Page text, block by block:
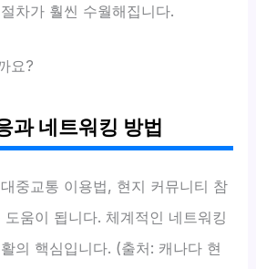
차가 훨씬 수월해집니다.
요?
과 네트워킹 방법
중교통 이용법, 현지 커뮤니티 참
움이 됩니다. 체계적인 네트워킹
의 핵심입니다. (출처: 캐나다 현